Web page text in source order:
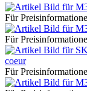
Für
Für
coeur
Für